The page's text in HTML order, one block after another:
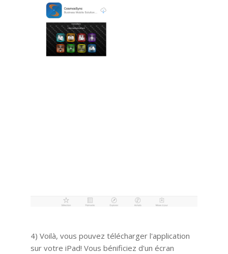
4) Voilà, vous pouvez télécharger l'application
sur votre iPad! Vous bénificiez d'un écran